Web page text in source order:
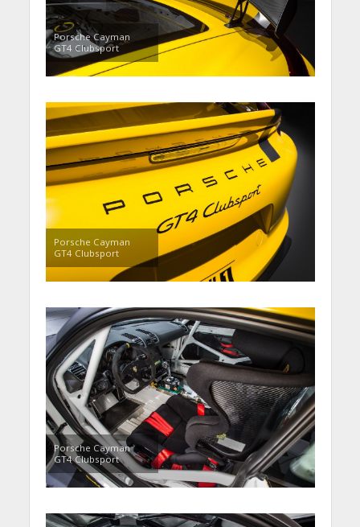
Porsche Cayman
GT4 Clubsport
Porsche Cayman
GT4 Clubsport
Porsche Cayman
GT4 Clubsport